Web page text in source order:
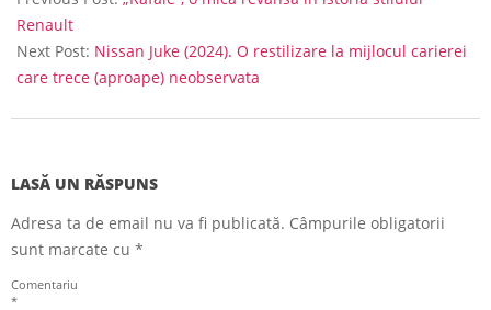
27
Renault
Next Post: Nissan Juke (2024). O restilizare la mijlocul carierei
care trece (aproape) neobservata
LASĂ UN RĂSPUNS
Adresa ta de email nu va fi publicată. Câmpurile obligatorii
sunt marcate cu *
Comentariu
*